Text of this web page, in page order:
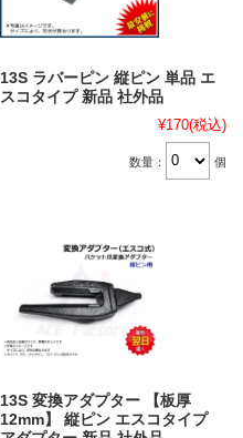
13S ラバーピン 縦ピン 単品 エ
スコタイプ 新品 社外品
¥170(税込)
数量： 個
13S 変換アダプター 【板厚
12mm】 縦ピン エスコタイプ